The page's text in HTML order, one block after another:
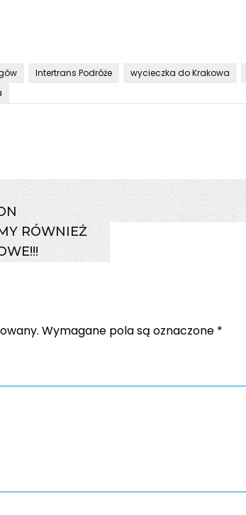
Intertrans Podróże wycieczka do Krakowa
RÓWNIEŻ
Wymagane pola są oznaczone *